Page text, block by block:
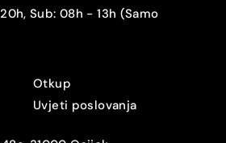
Sub: 08h - 13h (Samo
Otkup
Uvjeti poslovanja